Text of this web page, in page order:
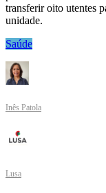
transferir oito utentes
unidade.
Saúde
Inês Patola
Lusa